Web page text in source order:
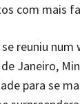
com mais
reuniu
Janeiro,
para se